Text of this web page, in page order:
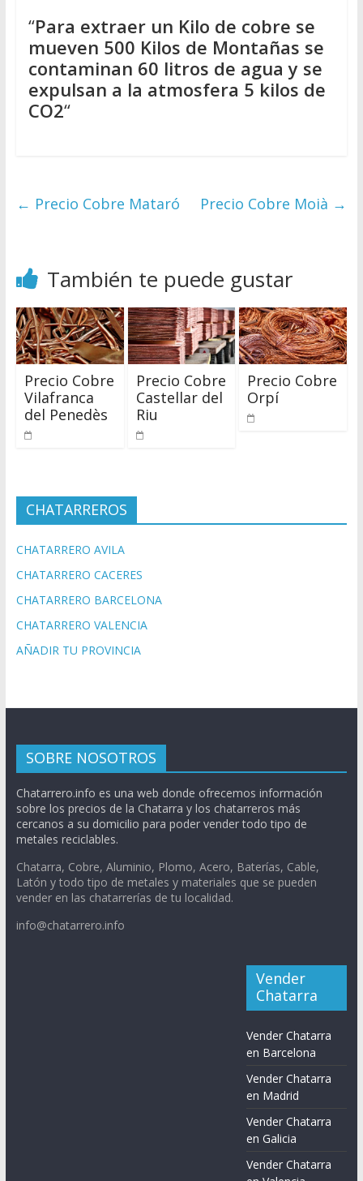
“Para extraer un Kilo de cobre se
mueven 500 Kilos de Montañas se
contaminan 60 litros de agua y se
expulsan a la atmosfera 5 kilos de
CO2“
← Precio Cobre Mataró Precio Cobre Moià →
También te puede gustar
Precio Cobre
Vilafranca
del Penedès
Precio Cobre
Castellar del
Riu
Precio Cobre
Orpí
CHATARREROS
CHATARRERO AVILA
CHATARRERO CACERES
CHATARRERO BARCELONA
CHATARRERO VALENCIA
AÑADIR TU PROVINCIA
SOBRE NOSOTROS
Chatarrero.info es una web donde ofrecemos información
sobre los precios de la Chatarra y los chatarreros más
cercanos a su domicilio para poder vender todo tipo de
metales reciclables.
Chatarra, Cobre, Aluminio, Plomo, Acero, Baterías, Cable,
Latón y todo tipo de metales y materiales que se pueden
vender en las chatarrerías de tu localidad.
info@chatarrero.info
Vender
Chatarra
Vender Chatarra
en Barcelona
Vender Chatarra
en Madrid
Vender Chatarra
en Galicia
Vender Chatarra